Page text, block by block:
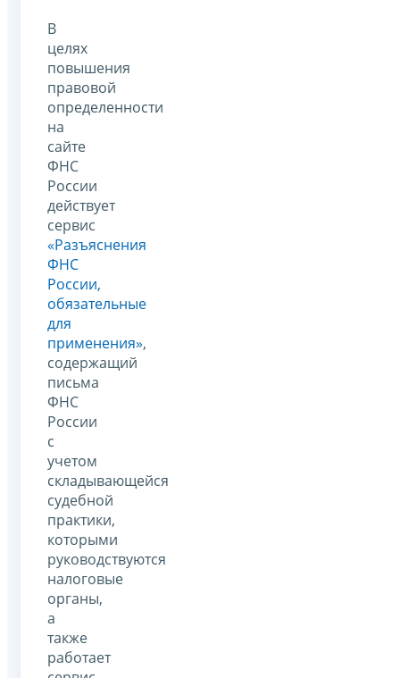
В
целях
повышения
правовой
определенности
на
сайте
ФНС
России
действует
сервис
«Разъяснения
ФНС
России,
обязательные
для
применения»,
содержащий
письма
ФНС
России
с
учетом
складывающейся
судебной
практики,
которыми
руководствуются
налоговые
органы,
а
также
работает